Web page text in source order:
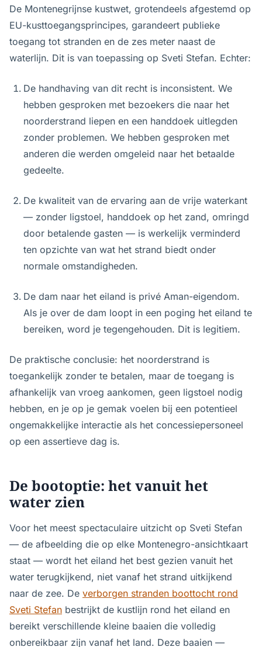
De Montenegrijnse kustwet, grotendeels afgestemd op
EU-kusttoegangsprincipes, garandeert publieke
toegang tot stranden en de zes meter naast de
waterlijn. Dit is van toepassing op Sveti Stefan. Echter:
De handhaving van dit recht is inconsistent. We
hebben gesproken met bezoekers die naar het
noorderstrand liepen en een handdoek uitlegden
zonder problemen. We hebben gesproken met
anderen die werden omgeleid naar het betaalde
gedeelte.
De kwaliteit van de ervaring aan de vrije waterkant
— zonder ligstoel, handdoek op het zand, omringd
door betalende gasten — is werkelijk verminderd
ten opzichte van wat het strand biedt onder
normale omstandigheden.
De dam naar het eiland is privé Aman-eigendom.
Als je over de dam loopt in een poging het eiland te
bereiken, word je tegengehouden. Dit is legitiem.
De praktische conclusie: het noorderstrand is
toegankelijk zonder te betalen, maar de toegang is
afhankelijk van vroeg aankomen, geen ligstoel nodig
hebben, en je op je gemak voelen bij een potentieel
ongemakkelijke interactie als het concessiepersoneel
op een assertieve dag is.
De bootoptie: het vanuit het
water zien
Voor het meest spectaculaire uitzicht op Sveti Stefan
— de afbeelding die op elke Montenegro-ansichtkaart
staat — wordt het eiland het best gezien vanuit het
water terugkijkend, niet vanaf het strand uitkijkend
naar de zee. De verborgen stranden boottocht rond
Sveti Stefan bestrijkt de kustlijn rond het eiland en
bereikt verschillende kleine baaien die volledig
onbereikbaar zijn vanaf het land. Deze baaien —